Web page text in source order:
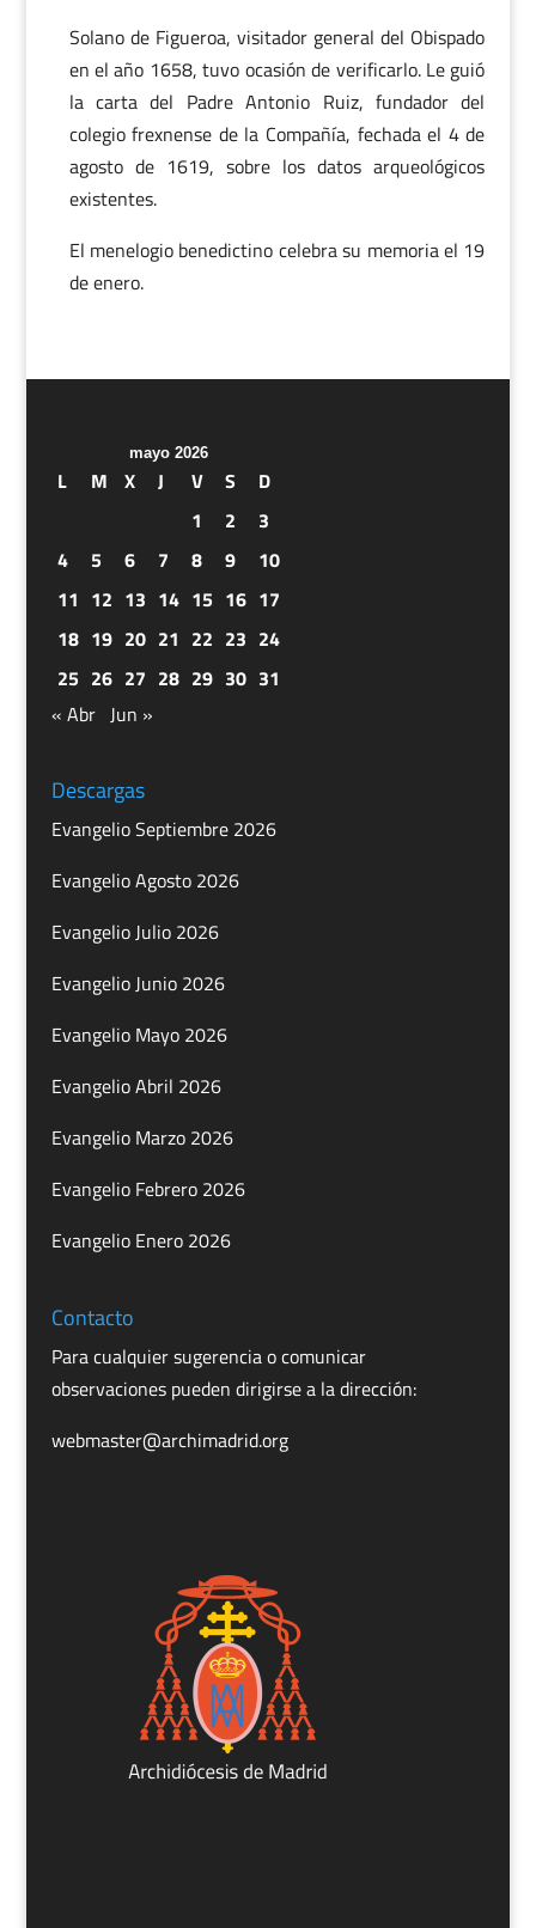
Solano de Figueroa, visitador general del Obispado
en el año 1658, tuvo ocasión de verificarlo. Le guió
la carta del Padre Antonio Ruiz, fundador del
colegio frexnense de la Compañía, fechada el 4 de
agosto de 1619, sobre los datos arqueológicos
existentes.
El menelogio benedictino celebra su memoria el 19
de enero.
mayo 2026
L M X J V S
D
1
2
3
4
5 6 7 8 9
10
11 12 13 14 15 16 17
18 19 20 21 22 23 24
25 26 27 28 29 30 31
« Abr Jun »
Descargas
Evangelio Septiembre 2026
Evangelio Agosto 2026
Evangelio Julio 2026
Evangelio Junio 2026
Evangelio Mayo 2026
Evangelio Abril 2026
Evangelio Marzo 2026
Evangelio Febrero 2026
Evangelio Enero 2026
Contacto
Para cualquier sugerencia o comunicar
observaciones pueden dirigirse a la dirección:
webmaster@archimadrid.org